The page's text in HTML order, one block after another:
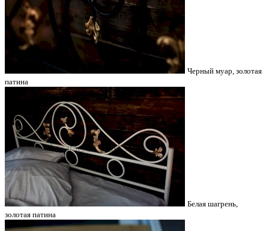
Черный муар, золотая
патина
Белая шагрень,
золотая патина